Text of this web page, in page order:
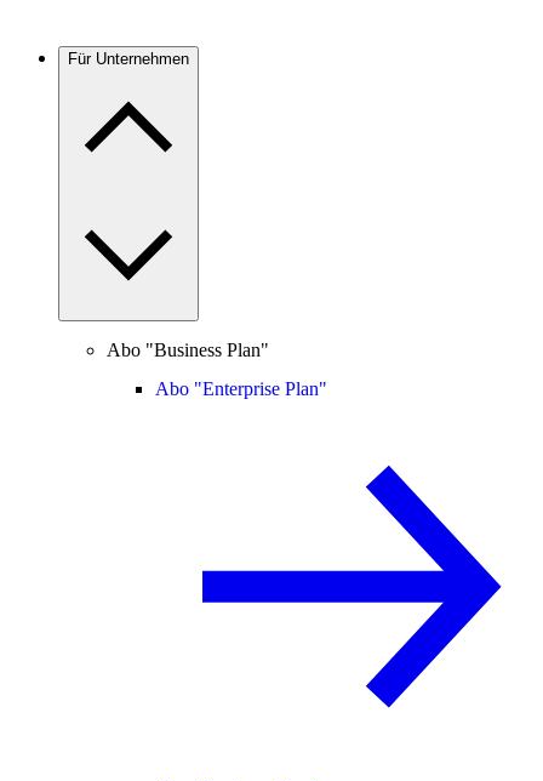
Für Unternehmen
Abo "Business Plan"
Abo "Enterprise Plan"